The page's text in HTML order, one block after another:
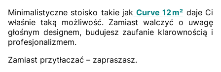
Minimalistyczne stoisko takie jak Curve 12 m² daje Ci
właśnie taką możliwość. Zamiast walczyć o uwagę
głośnym designem, budujesz zaufanie klarownością i
profesjonalizmem.
Zamiast przytłaczać – zapraszasz.